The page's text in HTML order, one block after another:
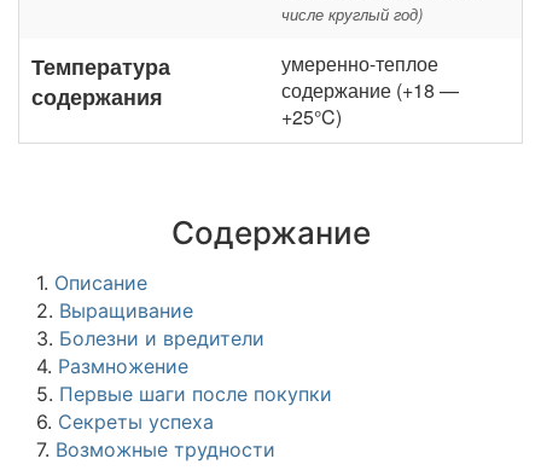
числе круглый год)
Температура
содержания
умеренно-теплое
содержание (+18 —
+25°C)
Содержание
1. Описание
2. Выращивание
3. Болезни и вредители
4. Размножение
5. Первые шаги после покупки
6. Секреты успеха
7. Возможные трудности